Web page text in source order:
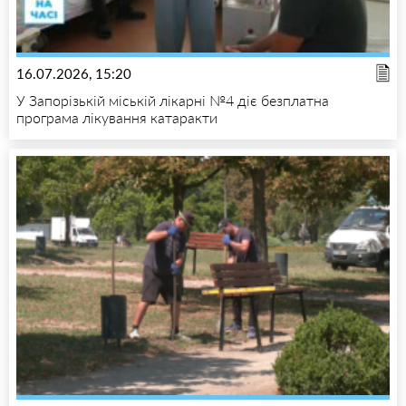
16.07.2026, 15:20
У Запорізькій міській лікарні №4 діє безплатна
програма лікування катаракти